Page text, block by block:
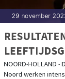
29 november
NOORD-
NOORD-HOLLAND
Noord werken